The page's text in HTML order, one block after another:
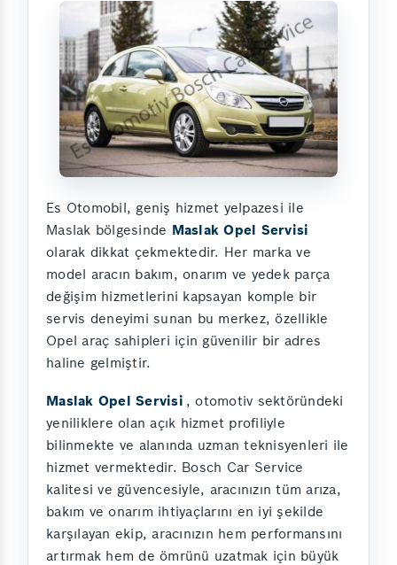
Es Otomobil, geniş hizmet yelpazesi ile
Maslak bölgesinde Maslak Opel Servisi
olarak dikkat çekmektedir. Her marka ve
model aracın bakım, onarım ve yedek parça
değişim hizmetlerini kapsayan komple bir
servis deneyimi sunan bu merkez, özellikle
Opel araç sahipleri için güvenilir bir adres
haline gelmiştir.
Maslak Opel Servisi , otomotiv sektöründeki
yeniliklere olan açık hizmet profiliyle
bilinmekte ve alanında uzman teknisyenleri ile
hizmet vermektedir. Bosch Car Service
kalitesi ve güvencesiyle, aracınızın tüm arıza,
bakım ve onarım ihtiyaçlarını en iyi şekilde
karşılayan ekip, aracınızın hem performansını
artırmak hem de ömrünü uzatmak için büyük